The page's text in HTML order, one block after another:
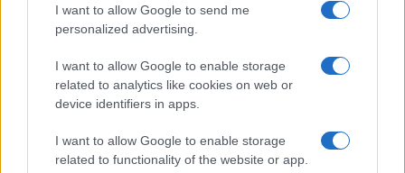
I want to allow Google to send me
personalized advertising.
I want to allow Google to enable storage
related to analytics like cookies on web or
device identifiers in apps.
I want to allow Google to enable storage
related to functionality of the website or app.
serve solo a rinforzarli nel lorodelirio di
onnipotenza. Denunciarli, poi, serve solo a farli
ridere: purtroppo, anche in questo caso la destra
al governo si conferma molle, distratta,
terrorizzata all’idea di dispiacere alla sinistra che
questi personaggi li coltiva, li forma, li sostiene.